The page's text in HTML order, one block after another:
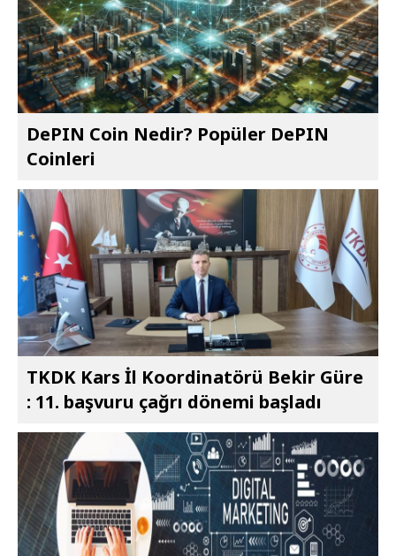
DePIN Coin Nedir? Popüler DePIN
Coinleri
TKDK Kars İl Koordinatörü Bekir Güre
: 11. başvuru çağrı dönemi başladı